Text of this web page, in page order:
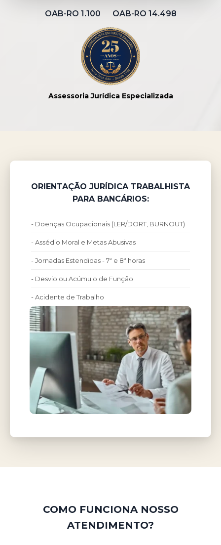
OAB-RO 1.100 OAB-RO 14.498
Assessoria Jurídica Especializada
ORIENTAÇÃO JURÍDICA TRABALHISTA
PARA BANCÁRIOS:
- Doenças Ocupacionais (LER/DORT, BURNOUT)
- Assédio Moral e Metas Abusivas
- Jornadas Estendidas - 7ª e 8ª horas
- Desvio ou Acúmulo de Função
- Acidente de Trabalho
COMO FUNCIONA NOSSO
ATENDIMENTO?